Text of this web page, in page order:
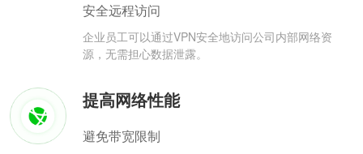
安全远程访问
企业员工可以通过VPN安全地访问公司内部网络资
源，无需担心数据泄露。
提高网络性能
避免带宽限制